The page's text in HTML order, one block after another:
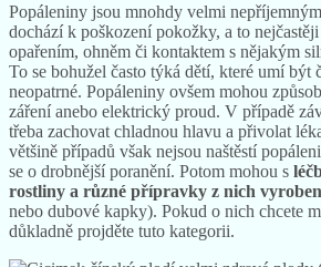
Popáleniny jsou mnohdy velmi
dochází k poškození pokožky, a to
opařením, ohněm či kontaktem s nějakým
To se bohužel často týká dětí, které umí být
neopatrné. Popáleniny ovšem mohou
záření anebo elektrický proud. V případě
třeba zachovat chladnou hlavu a přivolat
většině případů však nejsou naštěstí
se o drobnější poranění. Potom mohou s
rostliny a různé přípravky z nich
nebo dubové kapky). Pokud o nich chcete
důkladně projděte tuto kategorii.